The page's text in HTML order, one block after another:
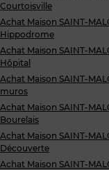
Courtoisville
Achat Maison SAINT-
Hippodrome
Achat Maison SAINT-
Hôpital
Achat Maison SAINT-
muros
Achat Maison SAINT-
Bourelais
Achat Maison SAINT-
Découverte
Achat Maison SAINT-